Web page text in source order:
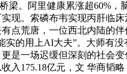
梁。阿里健康累涨超60%
现。索磷布韦实现丙肝临
点荒唐，一位西北内陆的
的用上AI大夫”。大师有
是一场迟缓但深刻的社会
入175.18亿元，文 华商韬